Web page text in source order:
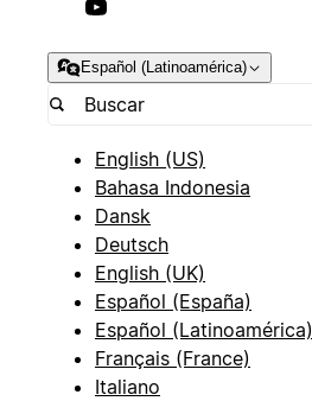
Español (Latinoamérica)
English (US)
Bahasa Indonesia
Dansk
Deutsch
English (UK)
Español (España)
Español (Latinoamérica)
Français (France)
Italiano